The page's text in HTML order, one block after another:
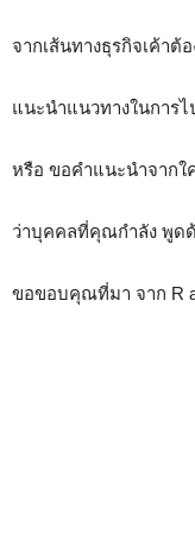
จากเส้นทางธุรกิจเค้า
แนะนำแนวทางในการ
หรือ ขอคำแนะนำจาก
ว่าบุคคลที่คุณกำลัง พูด
ขอขอบคุณที่มา จาก R a